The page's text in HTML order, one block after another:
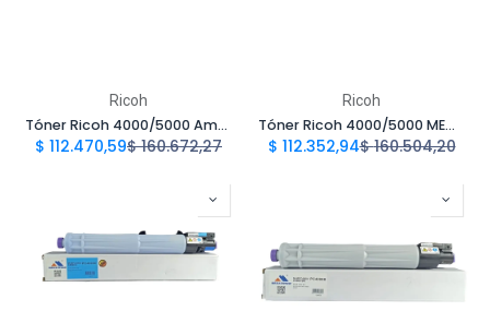
Ricoh
Tóner Ricoh 4000/5000 Amarillo MPC4000/C5000 Y | Megatoner
$ 112.470,59$160.672,27
Ricoh
Tóner Ricoh 4000/5000 MEGATONER Genérico Negro MPC4000/C5000 M | Megatoner
$ 112.352,94$160.504,20